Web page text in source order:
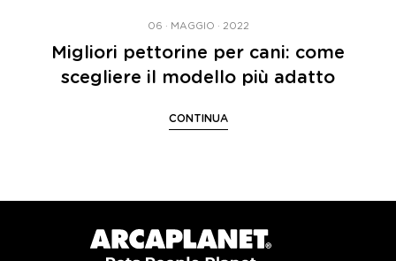
06 · MAGGIO · 2022
Migliori pettorine per cani: come
scegliere il modello più adatto
CONTINUA